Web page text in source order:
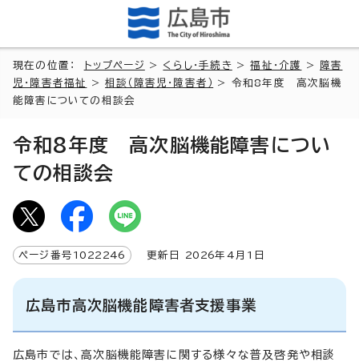
現在の位置： トップページ > くらし・手続き >福祉・介護 >
障害
児・障害者福祉
>相談（障害児・障害者）
> 令和8年度 高次脳機
能障害についての相談会
令和8年度 高次脳機能障害につい
ての相談会
ページ番号 1022246 更新日 2026年4月1日
広島市高次脳機能障害者支援事業
広島市では、高次脳機能障害に関する様々な普及啓発や相談